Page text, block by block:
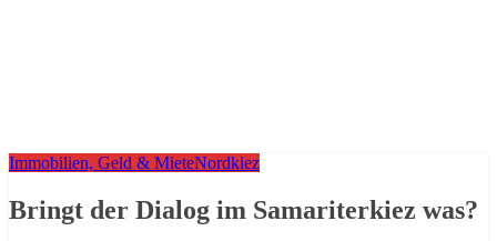
Immobilien, Geld & MieteNordkiez
Bringt der Dialog im Samariterkiez was?